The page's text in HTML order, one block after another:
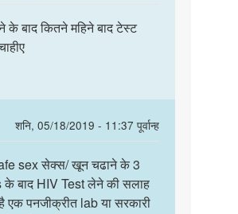
के बाद कितने महिने बाद टेस्ट
शनि, 05/18/2019 - 11:37 पूर्वान्ह
sex सेक्स/ खून चढाने के 3
के बाद HIV Test लेने की सलाह
एक पनजीक्रीत lab या सरकारी